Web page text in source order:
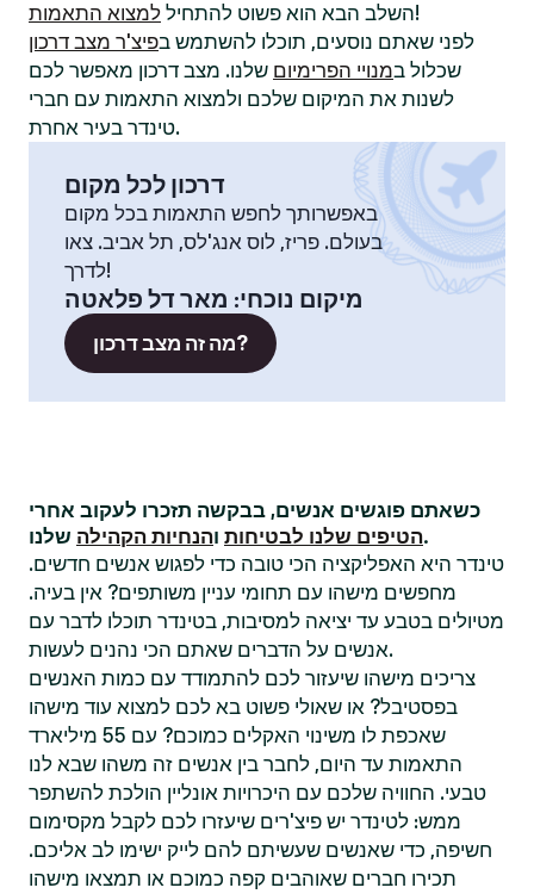
השלב הבא הוא פשוט להתחיל למצוא התאמות
!
לפני שאתם נוסעים, תוכלו להשתמש בפיצ'ר מצב דרכון
שכלול במנויי הפרימיום שלנו. מצב דרכון מאפשר לכם
לשנות את המיקום שלכם ולמצוא התאמות עם חברי
טינדר בעיר אחרת.
דרכון לכל מקום
באפשרותך לחפש התאמות בכל מקום
בעולם. פריז, לוס אנג'לס, תל אביב. צאו
לדרך!
מיקום נוכחי: מאר דל פלאטה
מה זה מצב דרכון?
כשאתם פוגשים אנשים, בבקשה תזכרו לעקוב אחרי
הטיפים שלנו לבטיחות והנחיות הקהילה
שלנו.
טינדר היא האפליקציה הכי טובה כדי לפגוש אנשים חדשים.
מחפשים מישהו עם תחומי עניין משותפים? אין בעיה.
מטיולים בטבע עד יציאה למסיבות, בטינדר תוכלו לדבר עם
אנשים על הדברים שאתם הכי נהנים לעשות.
צריכים מישהו שיעזור לכם להתמודד עם כמות האנשים
בפסטיבל? או שאולי פשוט בא לכם למצוא עוד מישהו
שאכפת לו משינוי האקלים כמוכם? עם 55 מיליארד
התאמות עד היום, לחבר בין אנשים זה משהו שבא לנו
טבעי. החוויה שלכם עם היכרויות אונליין הולכת להשתפר
ממש: לטינדר יש פיצ'רים שיעזרו לכם לקבל מקסימום
חשיפה, כדי שאנשים שעשיתם להם לייק ישימו לב אליכם.
תכירו חברים שאוהבים קפה כמוכם או תמצאו מישהו